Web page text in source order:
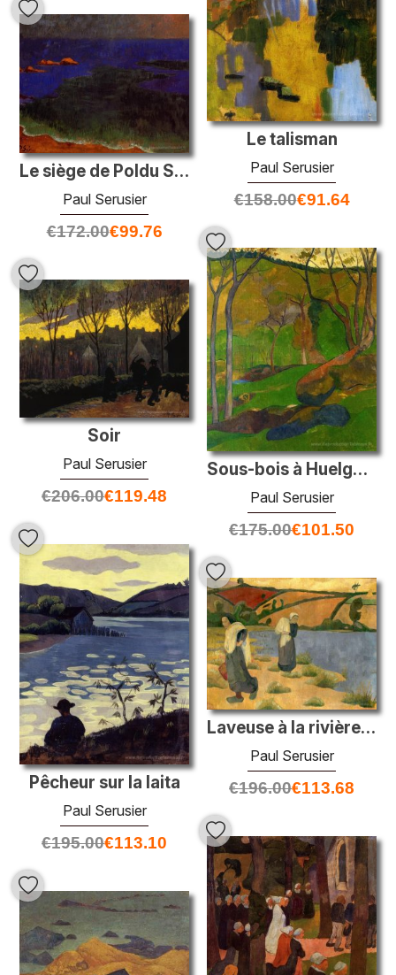
Le talisman
Paul Serusier
€158.00€91.64
Le siège de Poldu Sunset
Paul Serusier
€172.00€99.76
Sous-bois à Huelgoat
Paul Serusier
€175.00€101.50
Soir
Paul Serusier
€206.00€119.48
Pêcheur sur la laita
Paul Serusier
€195.00€113.10
Laveuse à la rivière Laita, près de Pouldu
Paul Serusier
€196.00€113.68